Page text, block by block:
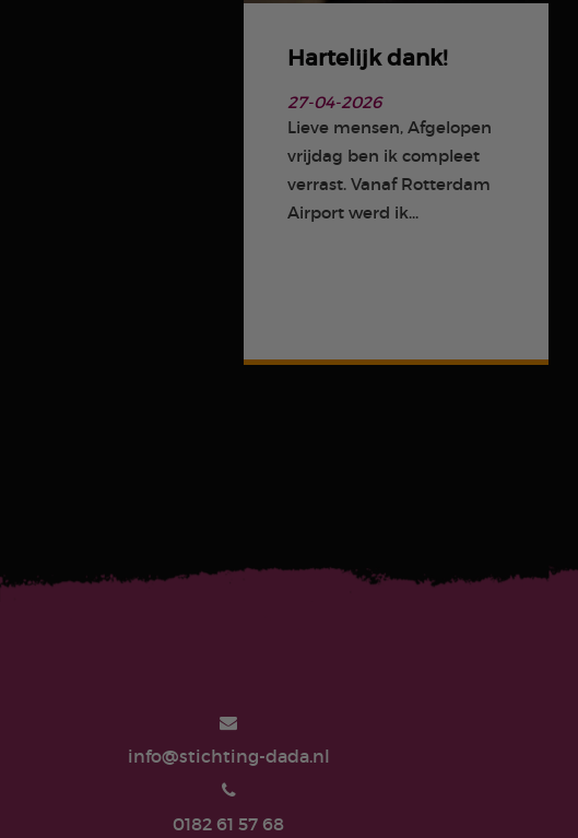
Hartelijk dank!
27-04-2026
Lieve mensen, Afgelopen
vrijdag ben ik compleet
verrast. Vanaf Rotterdam
Airport werd ik...
info@stichting-dada.nl
0182 61 57 68